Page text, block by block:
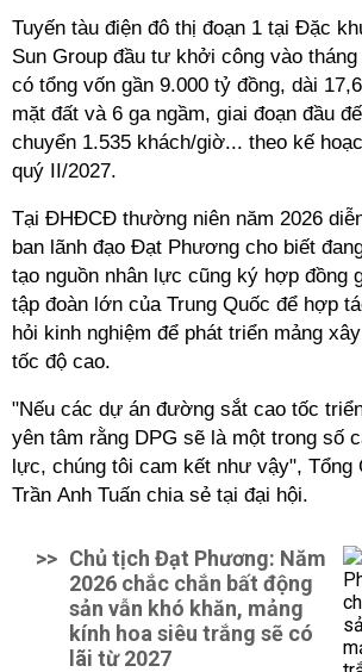
Tuyến tàu điện đô thị đoạn 1 tại Đặc
Sun Group đầu tư khởi công vào
có tổng vốn gần 9.000 tỷ đồng, dài
mặt đất và 6 ga ngầm, giai đoạn đầu
chuyển 1.535 khách/giờ... theo kế
quý II/2027.
Tại ĐHĐCĐ thường niên năm 2026
ban lãnh đạo Đạt Phương cho biết
tạo nguồn nhân lực cũng ký hợp đồng
tập đoàn lớn của Trung Quốc để hợp
hỏi kinh nghiệm để phát triển mảng
tốc độ cao.
"Nếu các dự án đường sắt cao tốc
yên tâm rằng DPG sẽ là một trong số
lực, chúng tôi cam kết như vậy", Tổng
Trần Anh Tuấn chia sẻ tại đại hội.
>> Chủ tịch Đạt Phương: Năm
2026 chắc chắn bất động
sản vẫn khó khăn, mảng
kính hoa siêu trắng sẽ có
lãi từ 2027